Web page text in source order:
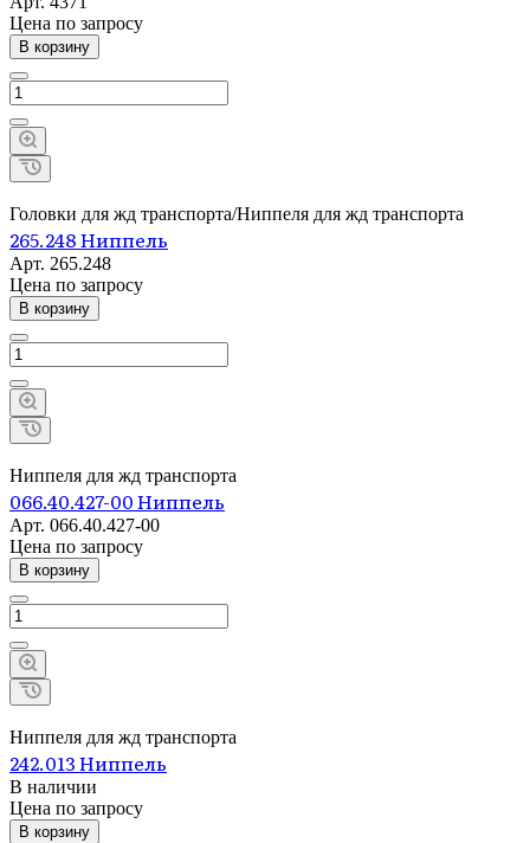
Цена по запросу
В корзину
Головки для жд транспорта/Ниппеля для жд транспорта
265.248 Ниппель
Арт. 265.248
Цена по запросу
В корзину
Ниппеля для жд транспорта
066.40.427-00 Ниппель
Арт. 066.40.427-00
Цена по запросу
В корзину
Ниппеля для жд транспорта
242.013 Ниппель
В наличии
Цена по запросу
В корзину